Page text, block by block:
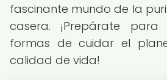
fascinante mundo de la
casera. ¡Prepárate para
formas de cuidar el
calidad de vida!